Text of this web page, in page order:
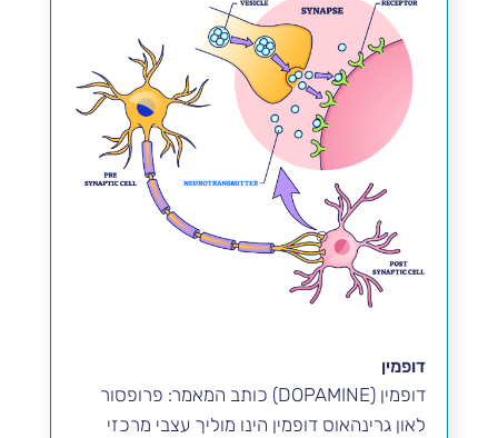
דופמין
דופמין (DOPAMINE) כותב המאמר: פרופסור
לאון גרינהאוס דופמין הינו מוליך עצבי מרכזי